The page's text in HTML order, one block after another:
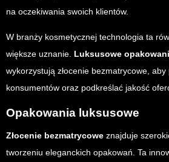
na oczekiwania swoich klientów.
W branży kosmetycznej technologia ta
większe uznanie. Luksusowe
wykorzystują złocenie bezmatrycowe,
konsumentów oraz podkreślać jakość
Opakowania luksusowe
Złocenie bezmatrycowe znajduje
tworzeniu eleganckich opakowań. Ta